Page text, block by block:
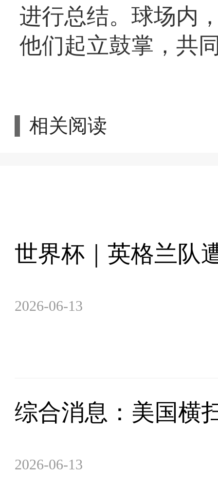
进行总结。球场内
他们起立鼓掌，共
相关阅读
世界杯｜英格兰队
2026-06-13
综合消息：美国横
2026-06-13